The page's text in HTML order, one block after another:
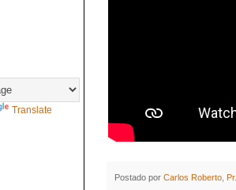
Postado por Carlos Roberto, Pr.
Translate